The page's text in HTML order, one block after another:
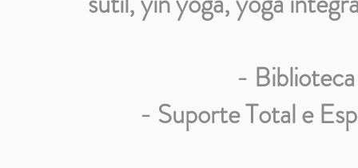
-
- Suporte Total e